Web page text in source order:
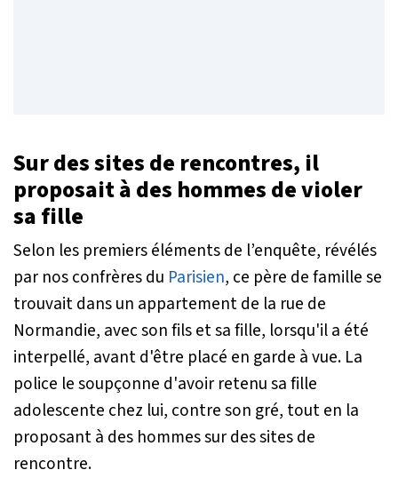
Sur des sites de rencontres, il
proposait à des hommes de violer
sa fille
Selon les premiers éléments de l’enquête, révélés
par nos confrères du Parisien, ce père de famille se
trouvait dans un appartement de la rue de
Normandie, avec son fils et sa fille, lorsqu'il a été
interpellé, avant d'être placé en garde à vue. La
police le soupçonne d'avoir retenu sa fille
adolescente chez lui, contre son gré, tout en la
proposant à des hommes sur des sites de
rencontre.